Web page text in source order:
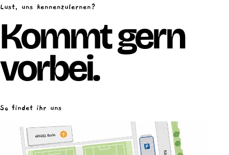
Lust, uns kennenzulernen?
Kommt gern
vorbei.
So findet ihr uns